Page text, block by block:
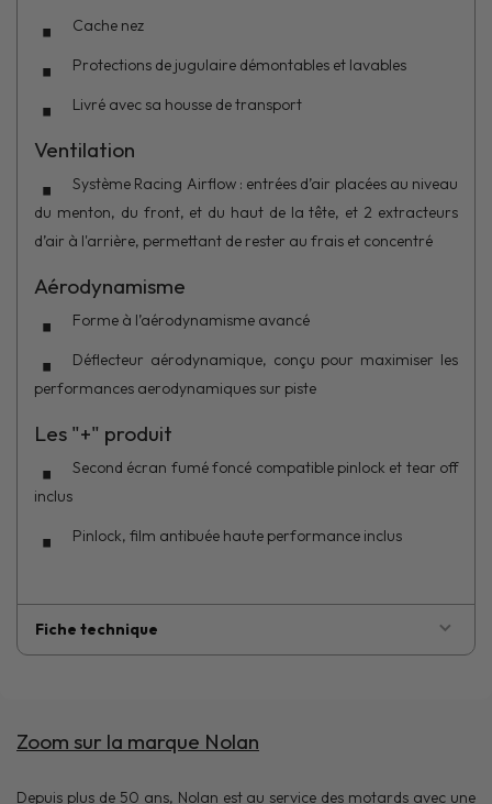
Cache nez
Protections de jugulaire démontables et lavables
Livré avec sa housse de transport
Ventilation
Système Racing Airflow : entrées d’air placées au niveau
du menton, du front, et du haut de la tête, et 2 extracteurs
d’air à l'arrière, permettant de rester au frais et concentré
Aérodynamisme
Forme à l’aérodynamisme avancé
Déflecteur aérodynamique, conçu pour maximiser les
performances aerodynamiques sur piste
Les "+" produit
Second écran fumé foncé compatible pinlock et tear off
inclus
Pinlock, film antibuée haute performance inclus
Fiche technique
Zoom sur la marque Nolan
Depuis plus de 50 ans, Nolan est au service des motards avec une